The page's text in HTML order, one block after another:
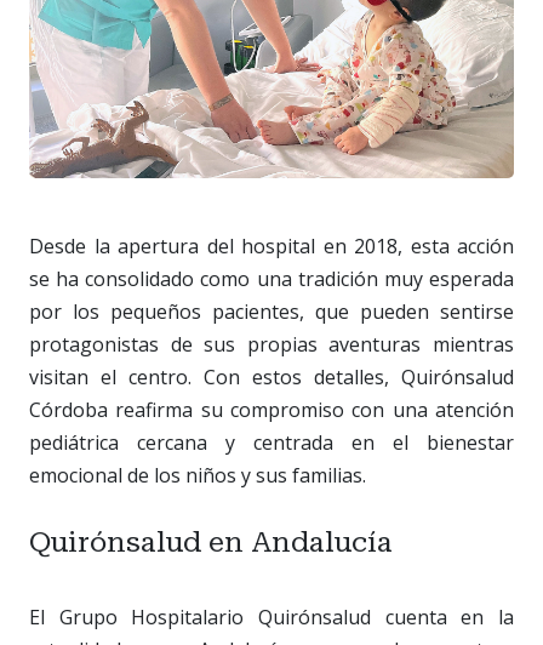
Desde la apertura del hospital en 2018, esta acción
se ha consolidado como una tradición muy esperada
por los pequeños pacientes, que pueden sentirse
protagonistas de sus propias aventuras mientras
visitan el centro. Con estos detalles, Quirónsalud
Córdoba reafirma su compromiso con una atención
pediátrica cercana y centrada en el bienestar
emocional de los niños y sus familias.
Quirónsalud en Andalucía
El Grupo Hospitalario Quirónsalud cuenta en la